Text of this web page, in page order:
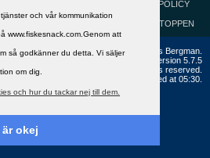
och vår kommunikation
www.fiskesnack.com.Genom att
så godkänner du detta. Vi säljer
om dig.
och hur du tackar nej till dem.
är okej
COOKIEPOLICY
GÅ TILL TOPPEN
Grundad 2002 av Anders Bergman.
vBulletin®
Version 5.7.5
MH Sub I, LLC dba vBulletin. All rights reserved.
times are GMT+1. This page was generated at 05:30.